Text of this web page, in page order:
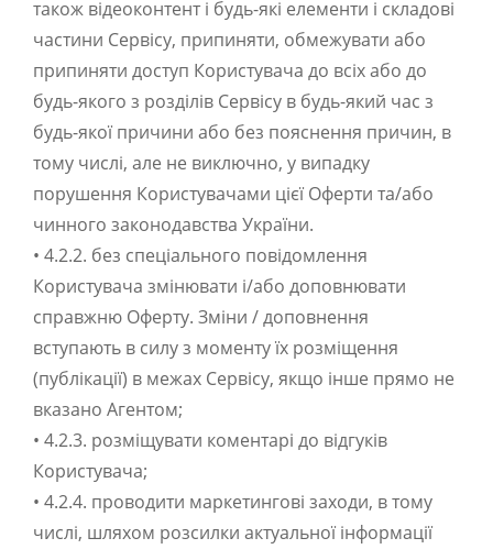
також відеоконтент і будь-які елементи і складові
частини Сервісу, припиняти, обмежувати або
припиняти доступ Користувача до всіх або до
будь-якого з розділів Сервісу в будь-який час з
будь-якої причини або без пояснення причин, в
тому числі, але не виключно, у випадку
порушення Користувачами цієї Оферти та/або
чинного законодавства України.
• 4.2.2. без спеціального повідомлення
Користувача змінювати і/або доповнювати
справжню Оферту. Зміни / доповнення
вступають в силу з моменту їх розміщення
(публікації) в межах Сервісу, якщо інше прямо не
вказано Агентом;
• 4.2.3. розміщувати коментарі до відгуків
Користувача;
• 4.2.4. проводити маркетингові заходи, в тому
числі, шляхом розсилки актуальної інформації